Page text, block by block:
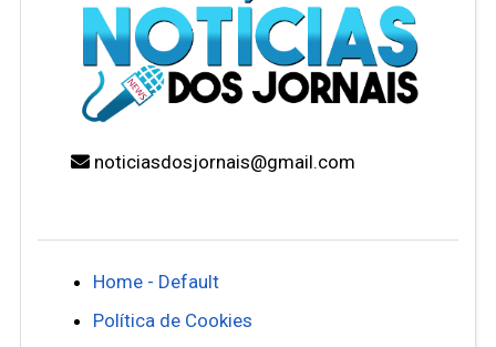
noticiasdosjornais@gmail.com
Home - Default
Política de Cookies